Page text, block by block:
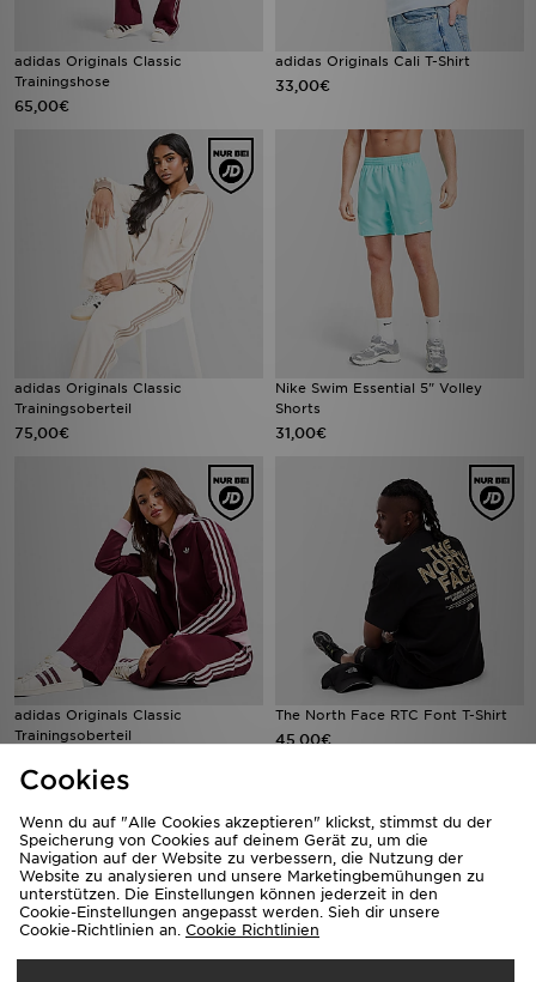
adidas Originals Classic
Trainingshose
65,00€
adidas Originals Cali T-Shirt
33,00€
adidas Originals Classic
Trainingsoberteil
75,00€
Nike Swim Essential 5" Volley
Shorts
31,00€
adidas Originals Classic
Trainingsoberteil
The North Face RTC Font T-Shirt
45,00€
Cookies
Wenn du auf "Alle Cookies akzeptieren" klickst, stimmst du der
Speicherung von Cookies auf deinem Gerät zu, um die
Navigation auf der Website zu verbessern, die Nutzung der
Website zu analysieren und unsere Marketingbemühungen zu
unterstützen. Die Einstellungen können jederzeit in den
Cookie-Einstellungen angepasst werden. Sieh dir unsere
Cookie-Richtlinien an. Cookie Richtlinien